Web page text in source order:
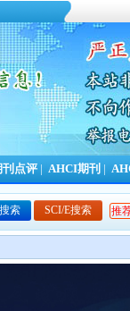
刊点评 AHCI期刊
索 SCI/E搜索 推
累计更新522条，本年累计